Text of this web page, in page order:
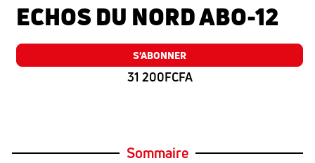
ECHOS DU NORD ABO-12
S'ABONNER
31 200FCFA
Sommaire